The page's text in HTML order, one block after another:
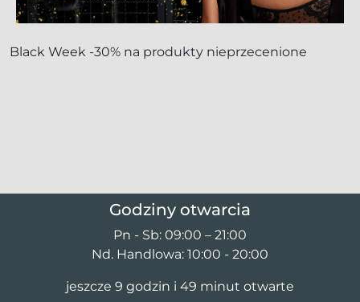
Black Week -30% na produkty nieprzecenione
Godziny otwarcia
Pn - Sb: 09:00 – 21:00
Nd. Handlowa: 10:00 - 20:00
jeszcze 9 godzin i 49 minut otwarte